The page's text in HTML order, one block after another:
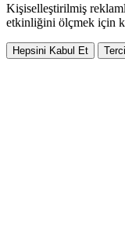
Kişiselleştirilmiş
etkinliğini ölçmek için
Hepsini Kabul Et